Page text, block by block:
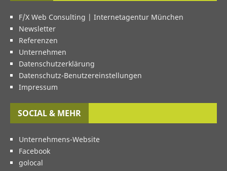
F/X Web Consulting | Internetagentur München
Newsletter
Referenzen
Unternehmen
Datenschutzerklärung
Datenschutz-Benutzereinstellungen
Impressum
SOCIAL & MEHR
Unternehmens-Website
Facebook
golocal